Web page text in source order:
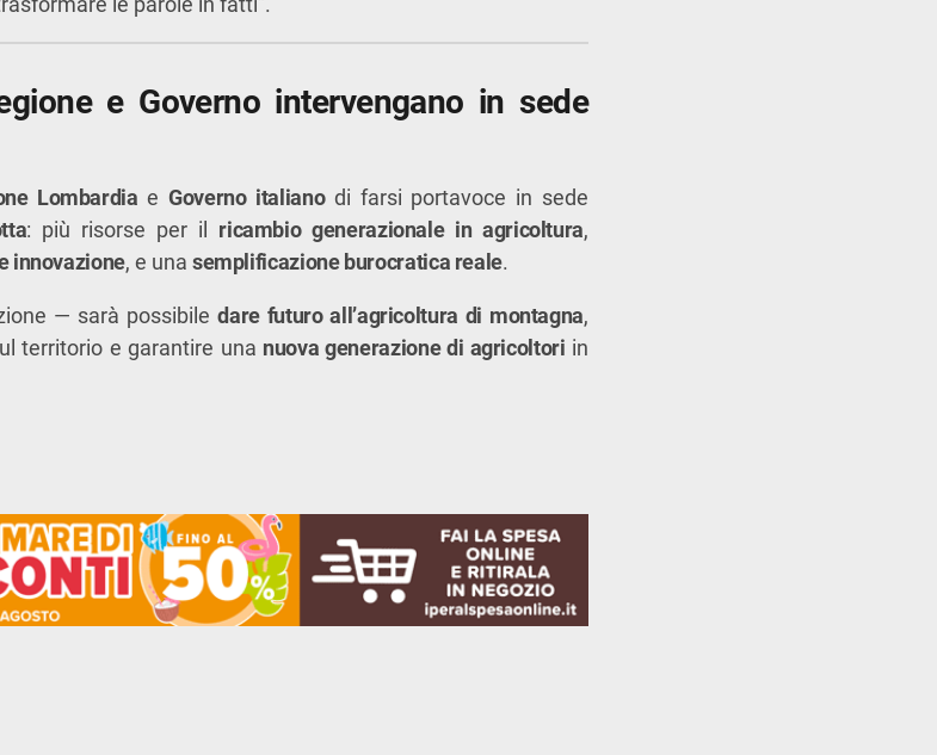
e Governo intervengano in sede
Lombardia eGoverno italianodi farsi portavoce in sede
: più risorse per il ricambio generazionale in agricoltura,
innovazione, e una semplificazione burocratica reale.
— sarà possibiledare futuro all’agricoltura di montagna,
territorio e garantire una nuova generazione di agricoltori in